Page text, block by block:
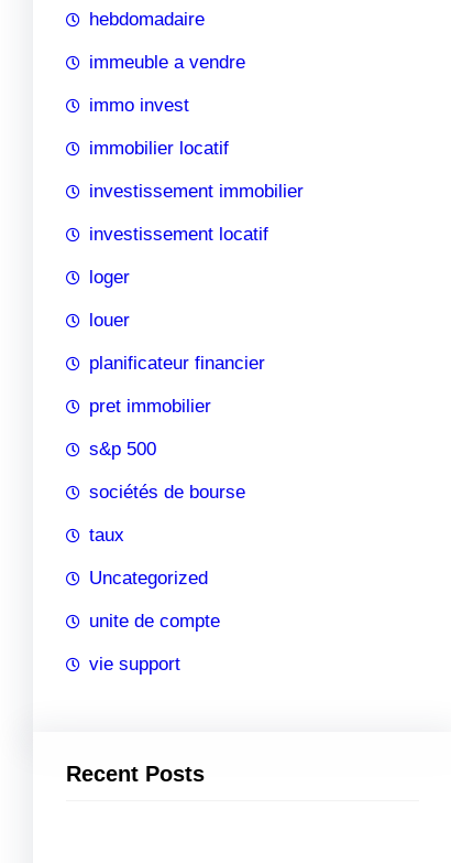
hebdomadaire
immeuble a vendre
immo invest
immobilier locatif
investissement immobilier
investissement locatif
loger
louer
planificateur financier
pret immobilier
s&p 500
sociétés de bourse
taux
Uncategorized
unite de compte
vie support
Recent Posts